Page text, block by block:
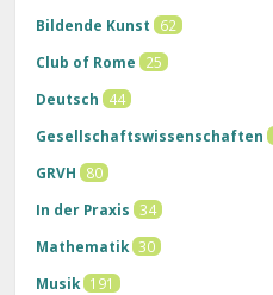
Bildende Kunst
62
Club of Rome
25
Deutsch
44
Gesellschaftswissenschaften
GRVH
80
In der Praxis 34
Mathematik 30
Musik 191